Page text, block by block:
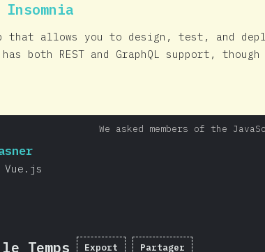
Insomnia
that allows you to design, test, and
both REST and GraphQL support,
We asked members of the
Vue.js
Temps Export Partager